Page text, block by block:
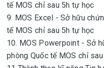
tế MOS chỉ sau 5h tự học
9. MOS Excel - Sở hữu
tế MOS chỉ sau 5h tự học
10. MOS Powerpoint - Sở
phòng Quốc tế MOS chỉ